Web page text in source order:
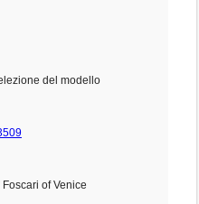
del modello
of Venice